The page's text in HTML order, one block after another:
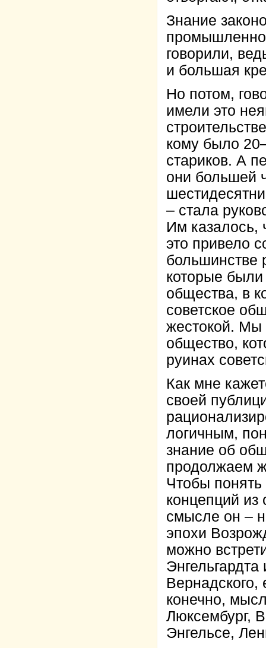
Знание
говорили,
и большая
Но потом,
имели это
кому было
стариков. А
они большей
– стала
Им казалось,
это привело
большинстве
которые
общества, в
советское
жестокой. Мы
общество,
руинах
Как мне
своей
логичным,
знание об
продолжаем
Чтобы
концепций
смысле он –
эпохи
можно
Вернадского,
конечно,
Люксембург,
Энгельсе,